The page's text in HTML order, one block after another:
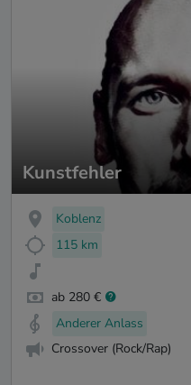
Kunstfehler
Koblenz
115 km
ab 280 €
Anderer Anlass
Crossover (Rock/Rap)